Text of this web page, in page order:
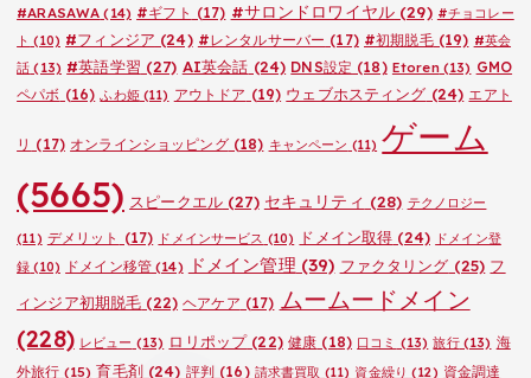
#ARASAWA (14) #ギフト (17) #サロンドロワイヤル(29) #チョコレー
ト (10) #フィンジア (24) #レンタルサーバー (17) #初期脱毛(19) #英会
話 (13) #英語学習 (27) AI英会話 (24) DNS設定 (18) Etoren(13) GMO
ペパボ (16) ふわ姫(11) アウトドア (19) ウェブホスティング (24) エアト
リ (17) オンラインショッピング(18) キャンペーン (11) ゲーム
(5665) スピークエル(27) セキュリティ (28) テクノロジー
(11) デメリット (17) ドメインサービス (10) ドメイン取得 (24) ドメイン登
録 (10) ドメイン移管(14) ドメイン管理 (39) ファクタリング (25) フ
ィンジア初期脱毛 (22) ヘアケア (17) ムームードメイン
(228) レビュー (13) ロリポップ(22) 健康 (18) 口コミ (13) 旅行(13) 海
外旅行 (15) 育毛剤(24) 評判 (16) 請求書買取 (11) 資金繰り (12) 資金調達